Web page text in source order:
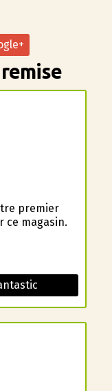
premier
ce magasin.